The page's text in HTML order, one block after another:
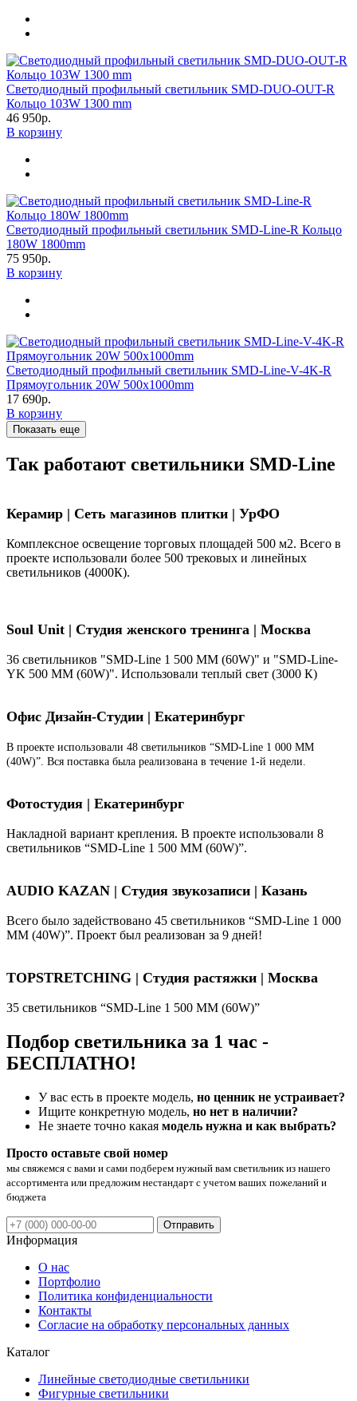
Светодиодный профильный светильник SMD-DUO-OUT-R
Кольцо 103W 1300 mm
46 950р.
В корзину
Светодиодный профильный светильник SMD-Line-R Кольцо
180W 1800mm
75 950р.
В корзину
Светодиодный профильный светильник SMD-Line-V-4K-R
Прямоугольник 20W 500х1000mm
17 690р.
В корзину
Показать еще
Так работают светильники SMD-Line
Керамир | Сеть магазинов плитки | УрФО
Комплексное освещение торговых площадей 500 м2. Всего в
проекте использовали более 500 трековых и линейных
светильников (4000К).
Soul Unit | Студия женского тренинга | Москва
36 светильников "SMD-Line 1 500 ММ (60W)" и "SMD-Line-
YK 500 ММ (60W)". Использовали теплый свет (3000 К)
Офис Дизайн-Студии | Екатеринбург
В проекте использовали 48 светильников “SMD-Line 1 000 ММ
(40W)”. Вся поставка была реализована в течение 1-й недели.
Фотостудия | Екатеринбург
Накладной вариант крепления. В проекте использовали 8
светильников “SMD-Line 1 500 ММ (60W)”.
AUDIO KAZAN | Студия звукозаписи | Казань
Всего было задействовано 45 светильников “SMD-Line 1 000
ММ (40W)”. Проект был реализован за 9 дней!
TOPSTRETCHING | Студия растяжки | Москва
35 светильников “SMD-Line 1 500 ММ (60W)”
Подбор светильника за 1 час -
БЕСПЛАТНО!
У вас есть в проекте модель, но ценник не устраивает?
Ищите конкретную модель, но нет в наличии?
Не знаете точно какая модель нужна и как выбрать?
Просто оставьте свой номер
мы свяжемся с вами и сами подберем нужный вам светильник из нашего
ассортимента или предложим нестандарт с учетом ваших пожеланий и
бюджета
Отправить
Информация
О нас
Портфолио
Политика конфиденциальности
Контакты
Согласие на обработку персональных данных
Каталог
Линейные светодиодные светильники
Фигурные светильники